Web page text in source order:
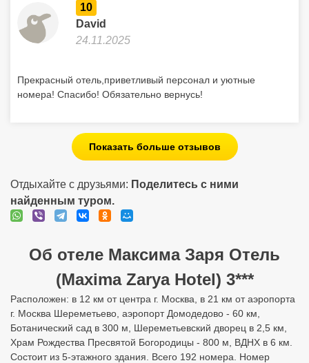
10
David
24.11.2025
Прекрасный отель,приветливый персонал и уютные
номера! Спасибо! Обязательно вернусь!
Показать больше отзывов
Отдыхайте с друзьями: Поделитесь с ними
найденным туром.
Об отеле Максима Заря Отель
(Maxima Zarya Hotel) 3***
Расположен: в 12 км от центра г. Москва, в 21 км от аэропорта
г. Москва Шереметьево, аэропорт Домодедово - 60 км,
Ботанический сад в 300 м, Шереметьевский дворец в 2,5 км,
Храм Рождества Пресвятой Богородицы - 800 м, ВДНХ в 6 км.
Состоит из 5-этажного здания. Всего 192 номера. Номер